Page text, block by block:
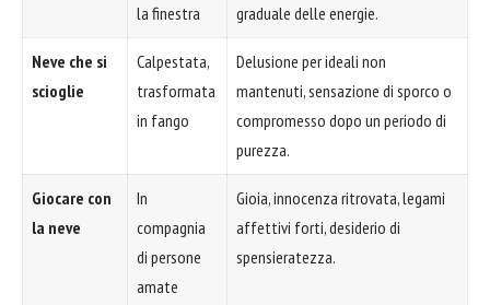
la finestra
graduale delle energie.
Neve che si
scioglie
Calpestata,
trasformata
in fango
Delusione per ideali non
mantenuti, sensazione di sporco o
compromesso dopo un periodo di
purezza.
Giocare con
la neve
In
compagnia
di persone
amate
Gioia, innocenza ritrovata, legami
affettivi forti, desiderio di
spensieratezza.